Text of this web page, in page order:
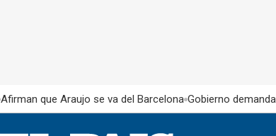
Afirman que Araujo se va del Barcelona Gobierno